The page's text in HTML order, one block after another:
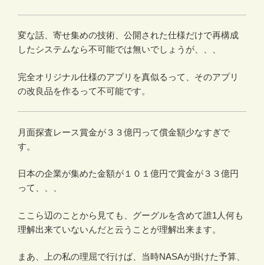
変な話、寄せ集めの技術、公開された仕様だけで再構成
したシステムなら不可能では無いでしょうが、、、
完全オリジナル仕様のアプリを真似るって、そのアプリ
の改良品を作るって不可能です。
月面探査レース賞金が３３億円って償金額少なすぎで
す。
日本の企業が集めた金額が１０１億円で賞金が３３億円
って、、、
ここら辺のことから見ても、グーグルを含めて誰1人何も
理解出来ていないんだと云うことが理解出来ます。
まあ、上の私の理屈で行けば、当時NASAが掛けた予算、